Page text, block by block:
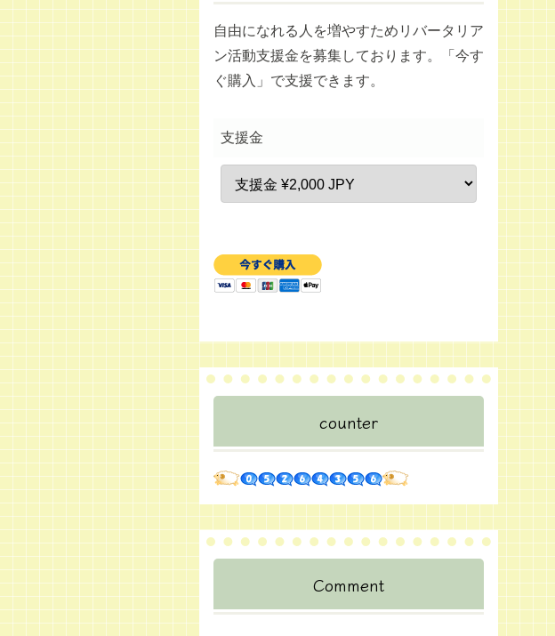
自由になれる人を増やすためリバータリア
ン活動支援金を募集しております。「今す
ぐ購入」で支援できます。
支援金
counter
Comment